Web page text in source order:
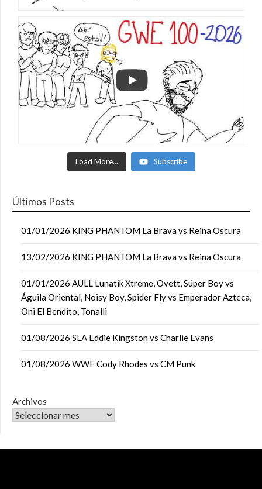
Load More... Subscribe
Últimos Posts
01/01/2026 KING PHANTOM La Brava vs Reina Oscura
13/02/2026 KING PHANTOM La Brava vs Reina Oscura
01/01/2026 AULL Lunatik Xtreme, Ovett, Súper Boy vs
Águila Oriental, Noisy Boy, Spider Fly vs Emperador Azteca,
Oni El Bendito, Tonalli
01/08/2026 SLA Eddie Kingston vs Charlie Evans
01/08/2026 WWE Cody Rhodes vs CM Punk
Archivos